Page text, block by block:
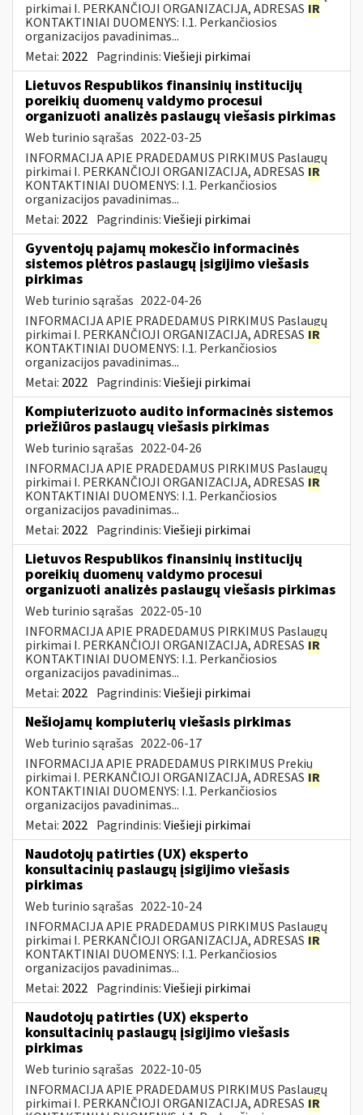
pirkimai I. PERKANČIOJI ORGANIZACIJA, ADRESAS IR
KONTAKTINIAI DUOMENYS: I.1. Perkančiosios
organizacijos pavadinimas...
Metai: 2022 Pagrindinis:Viešieji pirkimai
Lietuvos Respublikos finansinių institucijų
poreikių duomenų valdymo procesui
organizuoti analizės paslaugų viešasis pirkimas
Web turinio sąrašas 2022-03-25
INFORMACIJA APIE PRADEDAMUS PIRKIMUS Paslaugų
pirkimai I. PERKANČIOJI ORGANIZACIJA, ADRESAS IR
KONTAKTINIAI DUOMENYS: I.1. Perkančiosios
organizacijos pavadinimas...
Metai: 2022 Pagrindinis:Viešieji pirkimai
Gyventojų pajamų mokesčio informacinės
sistemos plėtros paslaugų įsigijimo viešasis
pirkimas
Web turinio sąrašas 2022-04-26
INFORMACIJA APIE PRADEDAMUS PIRKIMUS Paslaugų
pirkimai I. PERKANČIOJI ORGANIZACIJA, ADRESAS IR
KONTAKTINIAI DUOMENYS: I.1. Perkančiosios
organizacijos pavadinimas...
Metai: 2022 Pagrindinis:Viešieji pirkimai
Kompiuterizuoto audito informacinės sistemos
priežiūros paslaugų viešasis pirkimas
Web turinio sąrašas 2022-04-26
INFORMACIJA APIE PRADEDAMUS PIRKIMUS Paslaugų
pirkimai I. PERKANČIOJI ORGANIZACIJA, ADRESAS IR
KONTAKTINIAI DUOMENYS: I.1. Perkančiosios
organizacijos pavadinimas...
Metai: 2022 Pagrindinis:Viešieji pirkimai
Lietuvos Respublikos finansinių institucijų
poreikių duomenų valdymo procesui
organizuoti analizės paslaugų viešasis pirkimas
Web turinio sąrašas 2022-05-10
INFORMACIJA APIE PRADEDAMUS PIRKIMUS Paslaugų
pirkimai I. PERKANČIOJI ORGANIZACIJA, ADRESAS IR
KONTAKTINIAI DUOMENYS: I.1. Perkančiosios
organizacijos pavadinimas...
Metai: 2022 Pagrindinis:Viešieji pirkimai
Nešiojamų kompiuterių viešasis pirkimas
Web turinio sąrašas 2022-06-17
INFORMACIJA APIE PRADEDAMUS PIRKIMUS Prekių
pirkimai I. PERKANČIOJI ORGANIZACIJA, ADRESAS IR
KONTAKTINIAI DUOMENYS: I.1. Perkančiosios
organizacijos pavadinimas...
Metai: 2022 Pagrindinis:Viešieji pirkimai
Naudotojų patirties (UX) eksperto
konsultacinių paslaugų įsigijimo viešasis
pirkimas
Web turinio sąrašas 2022-10-24
INFORMACIJA APIE PRADEDAMUS PIRKIMUS Paslaugų
pirkimai I. PERKANČIOJI ORGANIZACIJA, ADRESAS IR
KONTAKTINIAI DUOMENYS: I.1. Perkančiosios
organizacijos pavadinimas...
Metai: 2022 Pagrindinis:Viešieji pirkimai
Naudotojų patirties (UX) eksperto
konsultacinių paslaugų įsigijimo viešasis
pirkimas
Web turinio sąrašas 2022-10-05
INFORMACIJA APIE PRADEDAMUS PIRKIMUS Paslaugų
pirkimai I. PERKANČIOJI ORGANIZACIJA, ADRESAS IR